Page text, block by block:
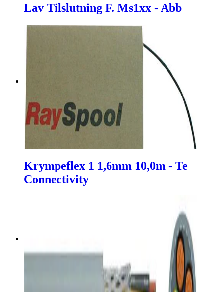
Lav Tilslutning F. Ms1xx - Abb
Krympeflex 1 1,6mm 10,0m - Te
Connectivity